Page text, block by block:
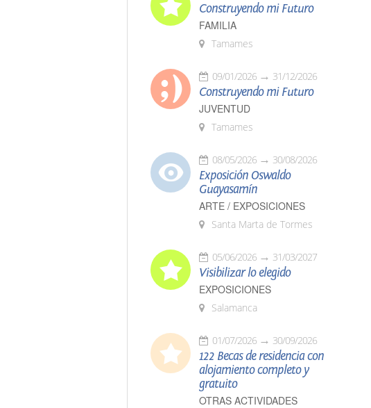
Construyendo mi Futuro
FAMILIA
Tamames
09/01/2026 31/12/2026
Construyendo mi Futuro
JUVENTUD
Tamames
08/05/2026 30/08/2026
Exposición Oswaldo
Guayasamín
ARTE / EXPOSICIONES
Santa Marta de Tormes
05/06/2026 31/03/2027
Visibilizar lo elegido
EXPOSICIONES
Salamanca
01/07/2026 30/09/2026
122 Becas de residencia con
alojamiento completo y
gratuito
OTRAS ACTIVIDADES